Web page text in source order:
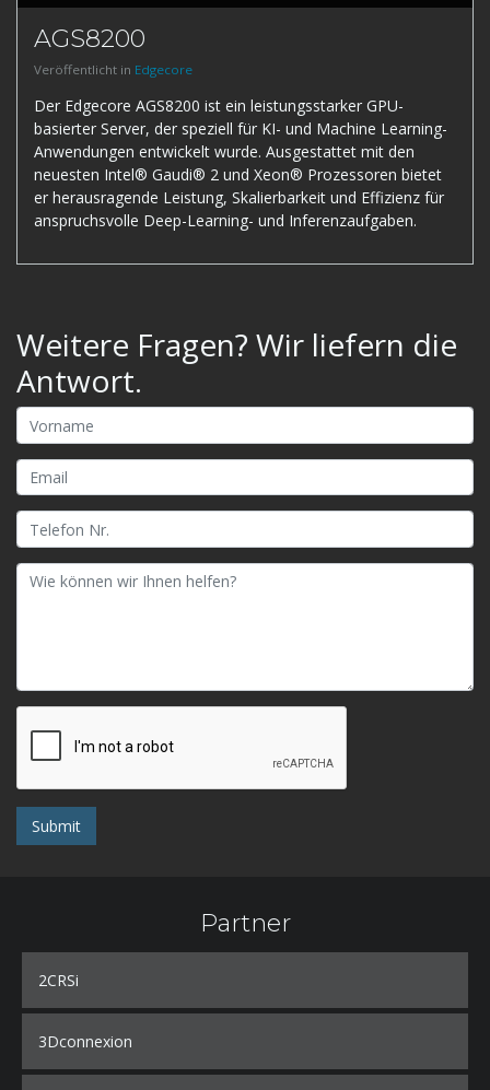
AGS8200
Veröffentlicht in Edgecore
Der Edgecore AGS8200 ist ein leistungsstarker GPU-
basierter Server, der speziell für KI- und Machine Learning-
Anwendungen entwickelt wurde. Ausgestattet mit den
neuesten Intel® Gaudi® 2 und Xeon® Prozessoren bietet
er herausragende Leistung, Skalierbarkeit und Effizienz für
anspruchsvolle Deep-Learning- und Inferenzaufgaben.
Weitere Fragen? Wir liefern die
Antwort.
Submit
Partner
2CRSi
3Dconnexion